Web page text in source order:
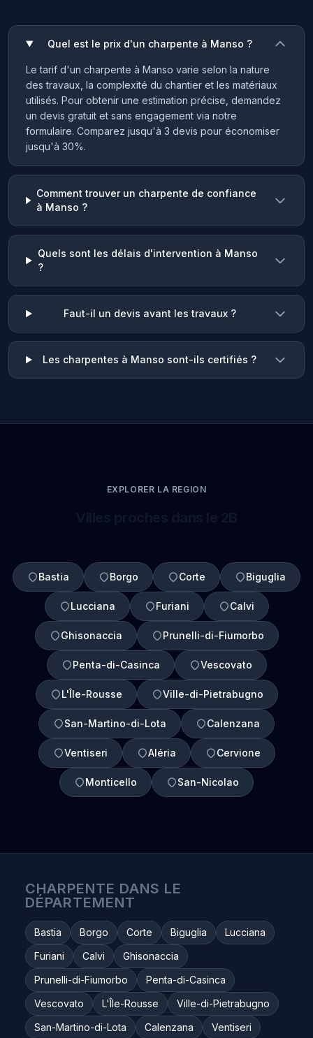
Quel est le prix d'un charpente à Manso ?
Le tarif d'un charpente à Manso varie selon la nature
des travaux, la complexité du chantier et les matériaux
utilisés. Pour obtenir une estimation précise, demandez
un devis gratuit et sans engagement via notre
formulaire. Comparez jusqu'à 3 devis pour économiser
jusqu'à 30%.
Comment trouver un charpente de confiance
à Manso ?
Quels sont les délais d'intervention à Manso
?
Faut-il un devis avant les travaux ?
Les charpentes à Manso sont-ils certifiés ?
EXPLORER LA REGION
Bastia Borgo Corte Biguglia
Lucciana Furiani Calvi
Ghisonaccia Prunelli-di-Fiumorbo
Penta-di-Casinca Vescovato
L'Île-Rousse Ville-di-Pietrabugno
San-Martino-di-Lota Calenzana
Ventiseri Aléria Cervione
Monticello San-Nicolao
CHARPENTE DANS LE
DÉPARTEMENT
Bastia Borgo Corte Biguglia
Lucciana
Furiani
Calvi
Ghisonaccia
Prunelli-di-Fiumorbo
Penta-di-Casinca
Vescovato
L'Île-Rousse
Ville-di-Pietrabugno
San-Martino-di-Lota
Calenzana
Ventiseri